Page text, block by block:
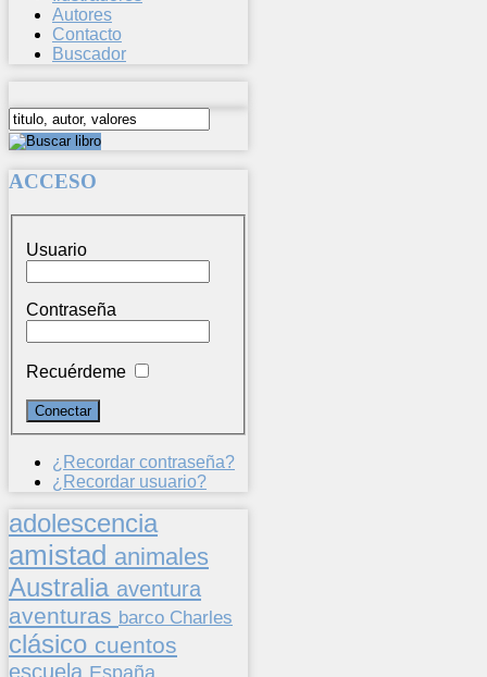
Autores
Contacto
Buscador
ACCESO
Usuario
Contraseña
Recuérdeme
¿Recordar contraseña?
¿Recordar usuario?
adolescencia
amistad animales
Australia aventura
aventuras barco Charles
clásico cuentos
escuela España